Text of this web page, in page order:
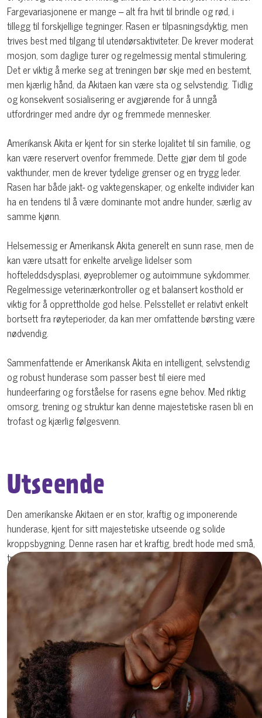
Fargevariasjonene er mange – alt fra hvit til brindle og rød, i
tillegg til forskjellige tegninger. Rasen er tilpasningsdyktig, men
trives best med tilgang til utendørsaktiviteter. De krever moderat
mosjon, som daglige turer og regelmessig mental stimulering.
Det er viktig å merke seg at treningen bør skje med en bestemt,
men kjærlig hånd, da Akitaen kan være sta og selvstendig. Tidlig
og konsekvent sosialisering er avgjørende for å unngå
utfordringer med andre dyr og fremmede mennesker.
Amerikansk Akita er kjent for sin sterke lojalitet til sin familie, og
kan være reservert ovenfor fremmede. Dette gjør dem til gode
vakthunder, men de krever tydelige grenser og en trygg leder.
Rasen har både jakt- og vaktegenskaper, og enkelte individer kan
ha en tendens til å være dominante mot andre hunder, særlig av
samme kjønn.
Helsemessig er Amerikansk Akita generelt en sunn rase, men de
kan være utsatt for enkelte arvelige lidelser som
hofteleddsdysplasi, øyeproblemer og autoimmune sykdommer.
Regelmessige veterinærkontroller og et balansert kosthold er
viktig for å opprettholde god helse. Pelsstellet er relativt enkelt
bortsett fra røyteperioder, da kan mer omfattende børsting være
nødvendig.
Sammenfattende er Amerikansk Akita en intelligent, selvstendig
og robust hunderase som passer best til eiere med
hundeerfaring og forståelse for rasens egne behov. Med riktig
omsorg, trening og struktur kan denne majestetiske rasen bli en
trofast og kjærlig følgesvenn.
Utseende
Den amerikanske Akitaen er en stor, kraftig og imponerende
hunderase, kjent for sitt majestetiske utseende og solide
kroppsbygning. Denne rasen har et kraftig, bredt hode med små,
trekantede, opprettstående ører som gir et våkent og bestemt
uttrykk. Øynene er relativt små, dype og mørke, med en intens
og gjennomtrengende blikk. Snutepartiet er bredt og dypt, med
en markert stopp og en kraftig kjeve. Nesebrusken er alltid sort,
uansett pelsfarge.
Akitaens kropp er velbalansert og muskuløs. Ryggen er rett,
med en stram og godt utviklet lend. Brystet er dypt og bredt,
noe som gir hunden et kraftig og stødig preg. Skuldrene er skrå
og sterke, og forbenene er rette og kraftige. Bakbena viser god
muskulatur, og hasene er moderate og sterke. Den amerikanske